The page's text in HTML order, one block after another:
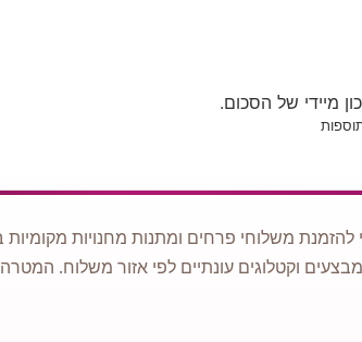
מיידי של הסכום.
להזמנת משלוחי פרחים ומתנות מחנויות
וקטלוגים עונתיים לפי אזור משלוח.